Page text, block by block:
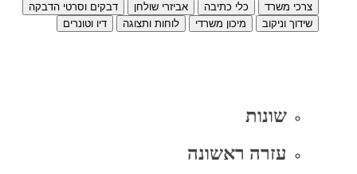
צרכי משרד
כלי כתיבה אביזרי שולחן
דבקים וסרטי הדבקה
שידוך וניקוב
מיכון משרדי לוחות ותצוגה דיו וטונרים
שונות
עזרה ראשונה